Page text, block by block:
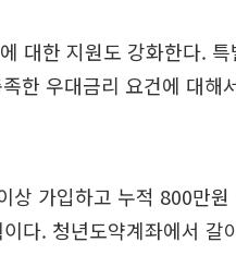
대한 지원도 강화한다. 특
한 우대금리 요건에 대해
상 가입하고 누적 800만원
다. 청년도약계좌에서 갈